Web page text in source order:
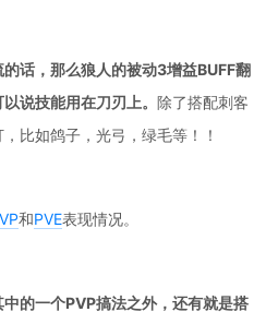
话，那么狼人的被动3增益BUFF翻
说技能用在刀刃上。 除了搭配刺客
比如鸽子，光弓，绿毛等！！
和PVE表现情况。
的一个PVP搞法之外，还有就是搭